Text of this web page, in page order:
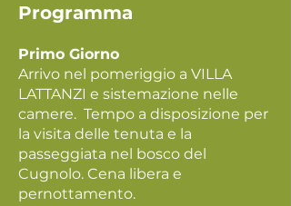
Programma
Primo Giorno
Arrivo nel pomeriggio a VILLA
LATTANZI e sistemazione nelle
camere. Tempo a disposizione per
la visita delle tenuta e la
passeggiata nel bosco del
Cugnolo. Cena libera e
pernottamento.